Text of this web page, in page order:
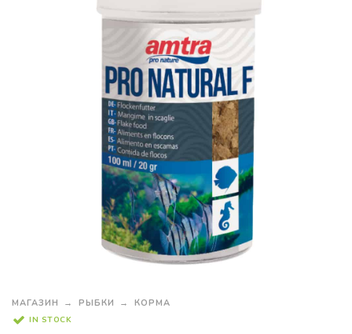
МАГАЗИН РЫБКИ КОРМА
IN STOCK